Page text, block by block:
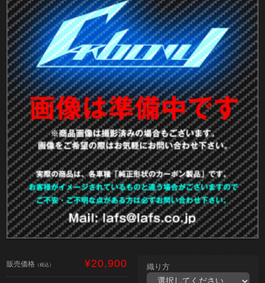
販売価格 （税込） ¥20,900 織り方